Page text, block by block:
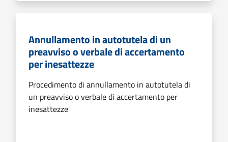
Annullamento in autotutela di un
preavviso o verbale di accertamento
per inesattezze
Procedimento di annullamento in autotutela di
un preavviso o verbale di accertamento per
inesattezze